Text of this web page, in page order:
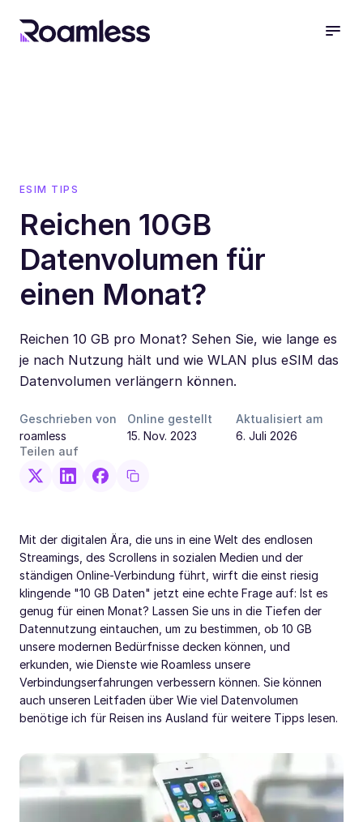
ESIM TIPS
Reichen 10GB
Datenvolumen für
einen Monat?
Reichen 10 GB pro Monat? Sehen Sie, wie lange es
je nach Nutzung hält und wie WLAN plus eSIM das
Datenvolumen verlängern können.
Geschrieben von
roamless
Online gestellt
15. Nov. 2023
Aktualisiert am
6. Juli 2026
Teilen auf
Mit der digitalen Ära, die uns in eine Welt des endlosen
Streamings, des Scrollens in sozialen Medien und der
ständigen Online-Verbindung führt, wirft die einst riesig
klingende "10 GB Daten" jetzt eine echte Frage auf: Ist es
genug für einen Monat? Lassen Sie uns in die Tiefen der
Datennutzung eintauchen, um zu bestimmen, ob 10 GB
unsere modernen Bedürfnisse decken können, und
erkunden, wie Dienste wie Roamless unsere
Verbindungserfahrungen verbessern können. Sie können
auch unseren Leitfaden über Wie viel Datenvolumen
benötige ich für Reisen ins Ausland für weitere Tipps lesen.